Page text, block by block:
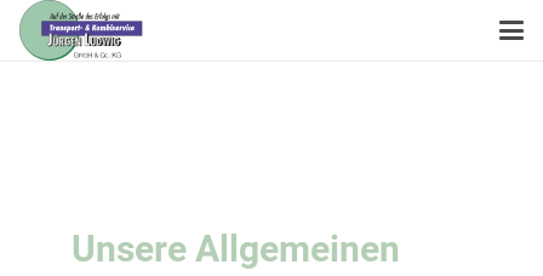
Unsere Allgemeinen